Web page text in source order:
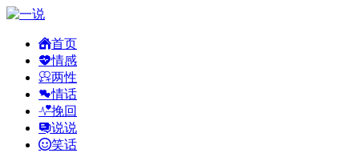
首页
情感
两性
情话
挽回
说说
笑话